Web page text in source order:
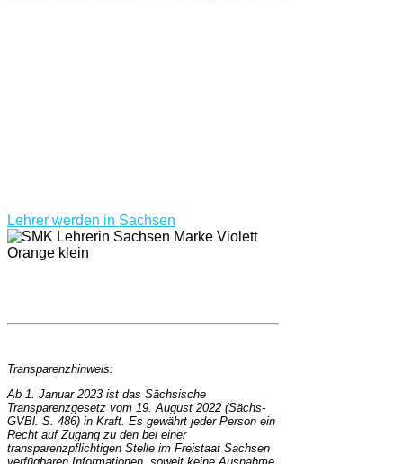
Lehrer werden in Sachsen
Transparenzhinweis:
Ab 1. Januar 2023 ist das Sächsische
Transparenzgesetz vom 19. August 2022 (Sächs-
GVBl. S. 486) in Kraft. Es gewährt jeder Person ein
Recht auf Zugang zu den bei einer
transparenzpflichtigen Stelle im Freistaat Sachsen